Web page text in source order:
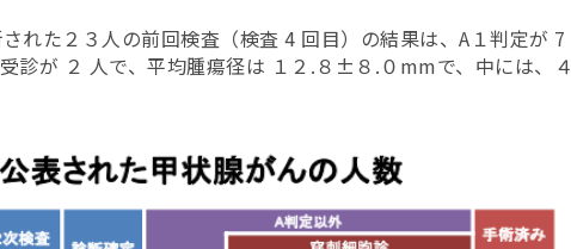
れた２３人の前回検査（検査 4 回目）の結果は、A１判定が 7
診が ２ 人で、 平均腫瘍径は １２.８±８.０mmで、中には、４